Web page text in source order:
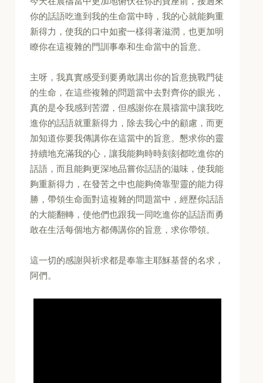
你的話語吃進到我的生命當中時，我的心就能夠重
新得力，使我的口中如蜜一樣得著滋潤，也更加明
瞭你在這複雜的門訓事奉和生命當中的旨意。
主呀，我真實感受到要勇敢講出你的旨意挑戰門徒
的生命，在這些複雜的問題當中去對齊你的眼光，
真的是令我感到苦澀，但感謝你在晨禱當中讓我吃
進你的話語就重新得力，除去我心中的顧慮，而更
加知道你要我傳講你在這當中的旨意。懇求你的靈
持續地充滿我的心，讓我能夠時時刻刻都吃進你的
話語，而且能夠更深地品嘗你話語的滋味，使我能
夠重新得力，在發苦之中也能夠倚靠聖靈的能力得
勝，帶領生命面對這複雜的問題當中，經歷你話語
的大能翻轉，使他們也跟我一同吃進你的話語而勇
敢在生活每個地方都傳講你的旨意，求你帶領。
這一切的感謝與祈求都是奉靠主耶穌基督的名求，
阿們。